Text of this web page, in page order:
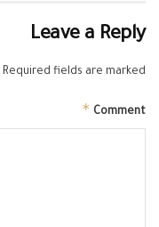
Leave a Reply
Required fields are marked
Comment
*